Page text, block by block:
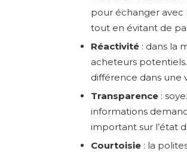
pour échanger avec
tout en évitant de
Réactivité : dans la
acheteurs
différence dans une
Transparence :
informations
important sur l’état
Courtoisie : la